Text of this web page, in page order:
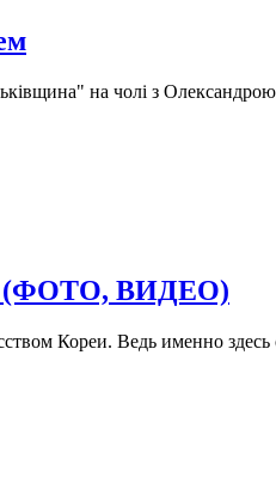
на чолі з
(ФОТО, ВИДЕО)
Кореи. Ведь именно